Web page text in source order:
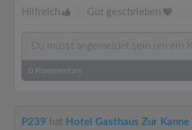
Hilfreich Gut geschrieben
0 Kommentare
P239 hat Hotel Gasthaus Zur Kanne